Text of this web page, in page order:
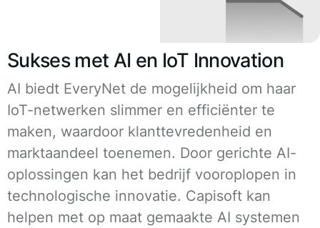
Sukses met AI en IoT Innovation
AI biedt EveryNet de mogelijkheid om haar
IoT-netwerken slimmer en efficiënter te
maken, waardoor klanttevredenheid en
marktaandeel toenemen. Door gerichte AI-
oplossingen kan het bedrijf vooroplopen in
technologische innovatie. Capisoft kan
helpen met op maat gemaakte AI systemen